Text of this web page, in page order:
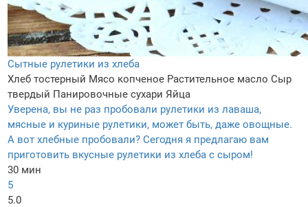
Сытные рулетики из хлеба
Хлеб тостерный Мясо копченое Растительное масло Сыр
твердый Панировочные сухари Яйца
Уверена, вы не раз пробовали рулетики из лаваша,
мясные и куриные рулетики, может быть, даже овощные.
А вот хлебные пробовали? Сегодня я предлагаю вам
приготовить вкусные рулетики из хлеба с сыром!
30 мин
5
5.0